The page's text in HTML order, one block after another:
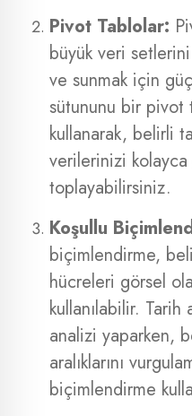
Pivot Tablolar:
büyük veri
ve sunmak için
sütununu bir
kullanarak, belirli
verilerinizi
toplayabilirsiniz.
Koşullu
biçimlendirme,
hücreleri görsel
kullanılabilir. Tarih
analizi yaparken,
aralıklarını
biçimlendirme